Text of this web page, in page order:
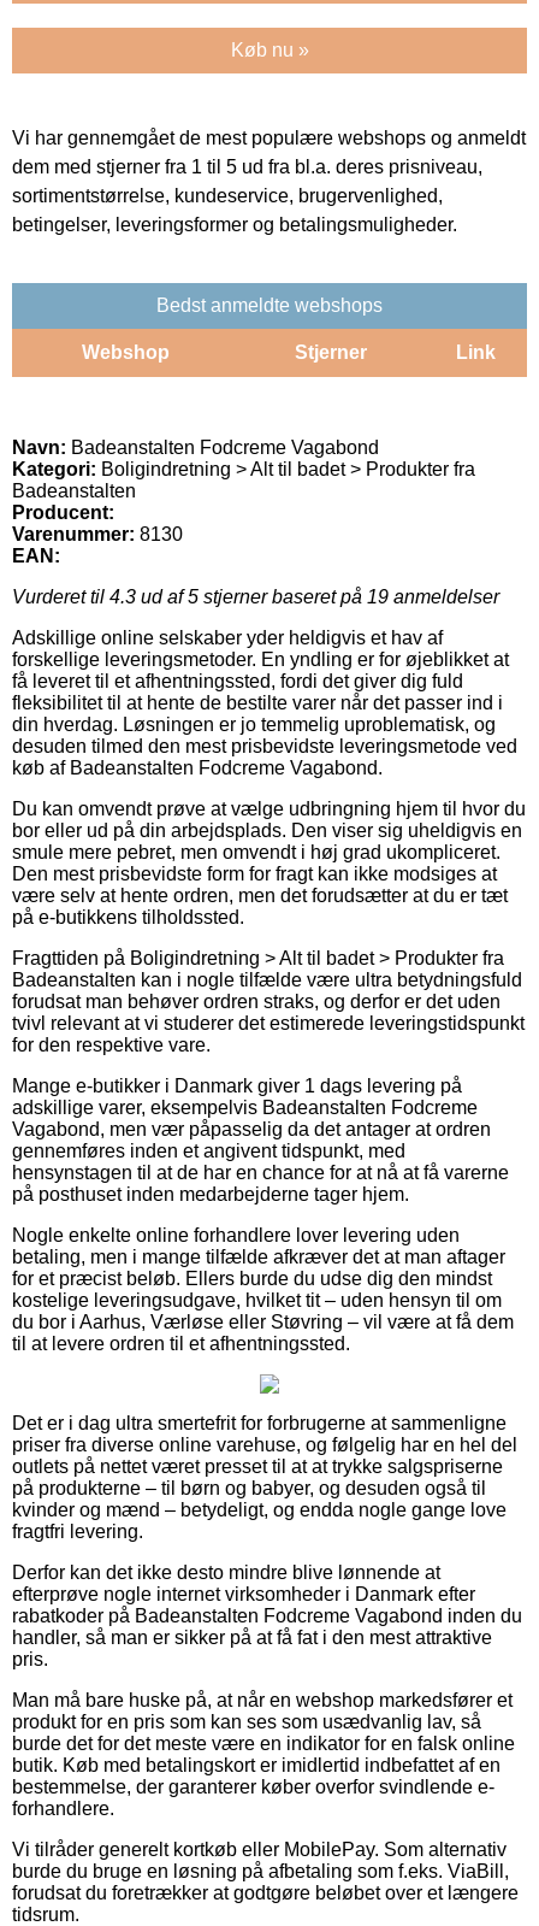
Køb nu »
Vi har gennemgået de mest populære webshops og anmeldt
dem med stjerner fra 1 til 5 ud fra bl.a. deres prisniveau,
sortimentstørrelse, kundeservice, brugervenlighed,
betingelser, leveringsformer og betalingsmuligheder.
Bedst anmeldte webshops
Webshop Stjerner Link
Navn: Badeanstalten Fodcreme Vagabond
Kategori: Boligindretning > Alt til badet > Produkter fra
Badeanstalten
Producent:
Varenummer: 8130
EAN:
Vurderet til 4.3 ud af 5 stjerner baseret på 19 anmeldelser
Adskillige online selskaber yder heldigvis et hav af
forskellige leveringsmetoder. En yndling er for øjeblikket at
få leveret til et afhentningssted, fordi det giver dig fuld
fleksibilitet til at hente de bestilte varer når det passer ind i
din hverdag. Løsningen er jo temmelig uproblematisk, og
desuden tilmed den mest prisbevidste leveringsmetode ved
køb af Badeanstalten Fodcreme Vagabond.
Du kan omvendt prøve at vælge udbringning hjem til hvor du
bor eller ud på din arbejdsplads. Den viser sig uheldigvis en
smule mere pebret, men omvendt i høj grad ukompliceret.
Den mest prisbevidste form for fragt kan ikke modsiges at
være selv at hente ordren, men det forudsætter at du er tæt
på e-butikkens tilholdssted.
Fragttiden på Boligindretning > Alt til badet > Produkter fra
Badeanstalten kan i nogle tilfælde være ultra betydningsfuld
forudsat man behøver ordren straks, og derfor er det uden
tvivl relevant at vi studerer det estimerede leveringstidspunkt
for den respektive vare.
Mange e-butikker i Danmark giver 1 dags levering på
adskillige varer, eksempelvis Badeanstalten Fodcreme
Vagabond, men vær påpasselig da det antager at ordren
gennemføres inden et angivent tidspunkt, med
hensynstagen til at de har en chance for at nå at få varerne
på posthuset inden medarbejderne tager hjem.
Nogle enkelte online forhandlere lover levering uden
betaling, men i mange tilfælde afkræver det at man aftager
for et præcist beløb. Ellers burde du udse dig den mindst
kostelige leveringsudgave, hvilket tit – uden hensyn til om
du bor i Aarhus, Værløse eller Støvring – vil være at få dem
til at levere ordren til et afhentningssted.
Det er i dag ultra smertefrit for forbrugerne at sammenligne
priser fra diverse online varehuse, og følgelig har en hel del
outlets på nettet været presset til at at trykke salgspriserne
på produkterne – til børn og babyer, og desuden også til
kvinder og mænd – betydeligt, og endda nogle gange love
fragtfri levering.
Derfor kan det ikke desto mindre blive lønnende at
efterprøve nogle internet virksomheder i Danmark efter
rabatkoder på Badeanstalten Fodcreme Vagabond inden du
handler, så man er sikker på at få fat i den mest attraktive
pris.
Man må bare huske på, at når en webshop markedsfører et
produkt for en pris som kan ses som usædvanlig lav, så
burde det for det meste være en indikator for en falsk online
butik. Køb med betalingskort er imidlertid indbefattet af en
bestemmelse, der garanterer køber overfor svindlende e-
forhandlere.
Vi tilråder generelt kortkøb eller MobilePay. Som alternativ
burde du bruge en løsning på afbetaling som f.eks. ViaBill,
forudsat du foretrækker at godtgøre beløbet over et længere
tidsrum.